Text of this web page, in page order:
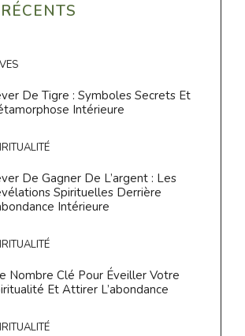
De Tigre : Symboles Secrets Et
Intérieure
De Gagner De L’argent : Les
Spirituelles Derrière
Intérieure
Nombre Clé Pour Éveiller Votre
Et Attirer L’abondance